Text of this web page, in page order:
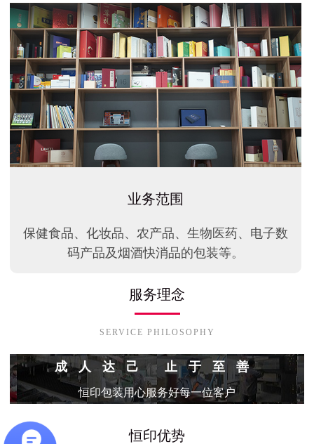
业务范围
保健食品、化妆品、农产品、生物医药、电子数
码产品及烟酒快消品的包装等。
服务理念
SERVICE PHILOSOPHY
成人达己 止于至善
恒印包装用心服务好每一位客户
恒印优势